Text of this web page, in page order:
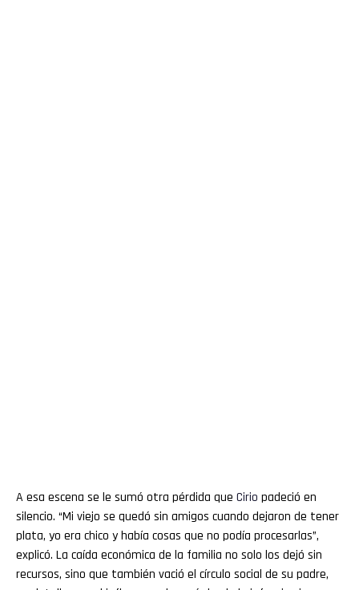
A esa escena se le sumó otra pérdida que Cirio padeció en
silencio. “Mi viejo se quedó sin amigos cuando dejaron de tener
plata, yo era chico y había cosas que no podía procesarlas”,
explicó. La caída económica de la familia no solo los dejó sin
recursos, sino que también vació el círculo social de su padre,